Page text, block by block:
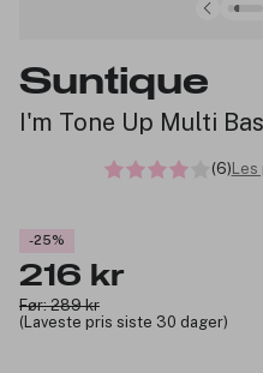
Suntique
I'm Tone Up Multi
(6)
-25%
216 kr
Før: 289 kr
(Laveste pris siste 30 dager)